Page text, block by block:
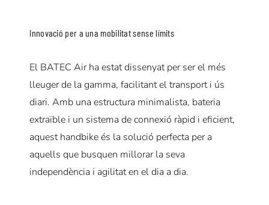
Innovació per a una mobilitat sense límits
El BATEC Air ha estat dissenyat per ser el més
lleuger de la gamma, facilitant el transport i ús
diari. Amb una estructura minimalista, bateria
extraïble i un sistema de connexió ràpid i eficient,
aquest handbike és la solució perfecta per a
aquells que busquen millorar la seva
independència i agilitat en el dia a dia.